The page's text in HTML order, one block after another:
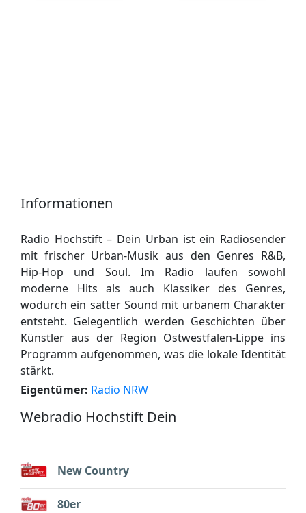
Informationen
Radio Hochstift – Dein Urban ist ein Radiosender
mit frischer Urban-Musik aus den Genres R&B,
Hip-Hop und Soul. Im Radio laufen sowohl
moderne Hits als auch Klassiker des Genres,
wodurch ein satter Sound mit urbanem Charakter
entsteht. Gelegentlich werden Geschichten über
Künstler aus der Region Ostwestfalen-Lippe ins
Programm aufgenommen, was die lokale Identität
stärkt.
Eigentümer: Radio NRW
Webradio Hochstift Dein
New Country
80er